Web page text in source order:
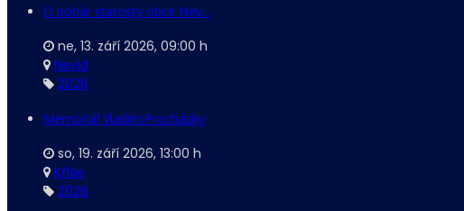
O pohár starosty obce Nev...
ne, 13. září 2026, 09:00 h
Nevid
2026
Memoriál Vladim.Procházky
so, 19. září 2026, 13:00 h
Kříše
2026